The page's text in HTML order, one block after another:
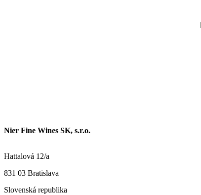
Nier Fine Wines SK, s.r.o.
Hattalová 12/a
831 03 Bratislava
Slovenská republika